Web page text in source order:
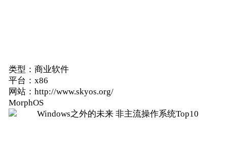
类型：商业软件
平台：x86
网站：http://www.skyos.org/
MorphOS